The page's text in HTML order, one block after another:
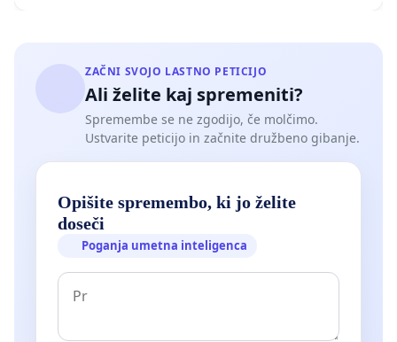
ZAČNI SVOJO LASTNO PETICIJO
Ali želite kaj spremeniti?
Spremembe se ne zgodijo, če molčimo.
Ustvarite peticijo in začnite družbeno gibanje.
Opišite spremembo, ki jo želite
doseči
Poganja umetna inteligenca